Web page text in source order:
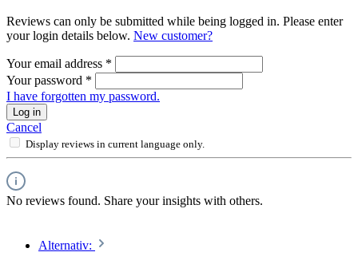
Reviews can only be submitted while being logged in. Please enter
your login details below. New customer?
Your email address *
Your password *
I have forgotten my password.
Log in
Cancel
Display reviews in current language only.
No reviews found. Share your insights with others.
Alternativ: